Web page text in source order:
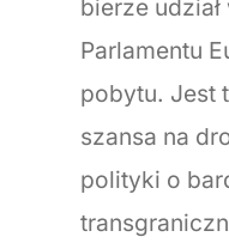
bierze
Parlamentu
pobytu. Jest
szansa na
polityki o